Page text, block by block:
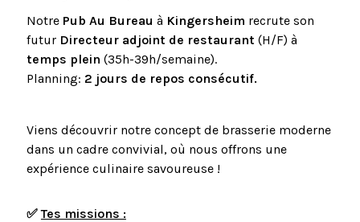
Notre Pub Au Bureau à Kingersheim recrute son
futur Directeur adjoint de restaurant (H/F) à
temps plein (35h-39h/semaine).
Planning: 2 jours de repos consécutif.
Viens découvrir notre concept de brasserie moderne
dans un cadre convivial, où nous offrons une
expérience culinaire savoureuse !
✅Tes missions :